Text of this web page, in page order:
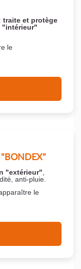
traite et protège
"intérieur"
le
"BONDEX"
"extérieur"
anti-pluie.
le